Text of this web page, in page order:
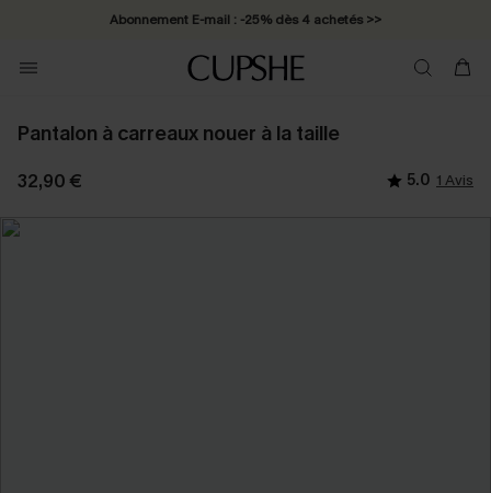
Abonnement E-mail : -25% dès 4 achetés >>
Pantalon à carreaux nouer à la taille
32,90 € 5.0 1 Avis